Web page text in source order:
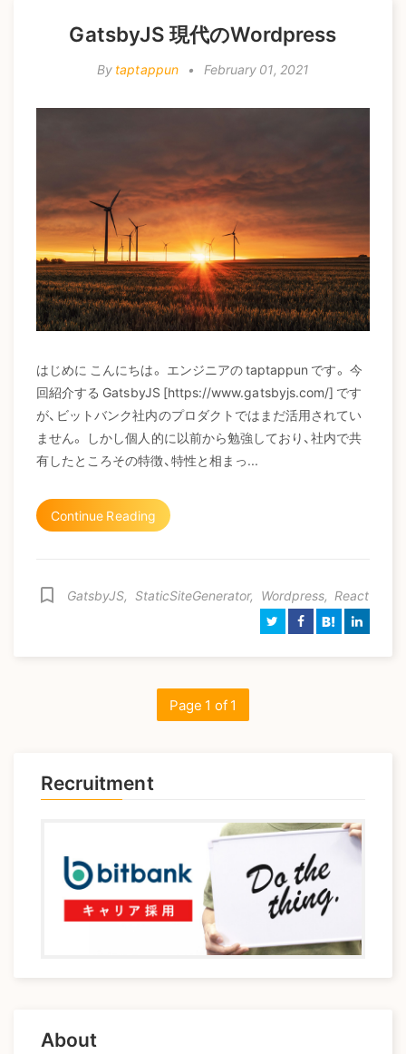
a
t
i
n
GatsbyJS 現代のWordpress
By taptappun • February 01, 2021
はじめに こんにちは。 エンジニアの taptappun です。 今
回紹介する GatsbyJS [https://www.gatsbyjs.com/] です
が、ビットバンク社内のプロダクトではまだ活用されてい
ません。 しかし個人的に以前から勉強しており、社内で共
有したところその特徴、特性と相まっ...
Continue Reading
bookmark_border GatsbyJS, StaticSiteGenerator, Wordpress, React
B!
Page 1 of 1
Recruitment
About